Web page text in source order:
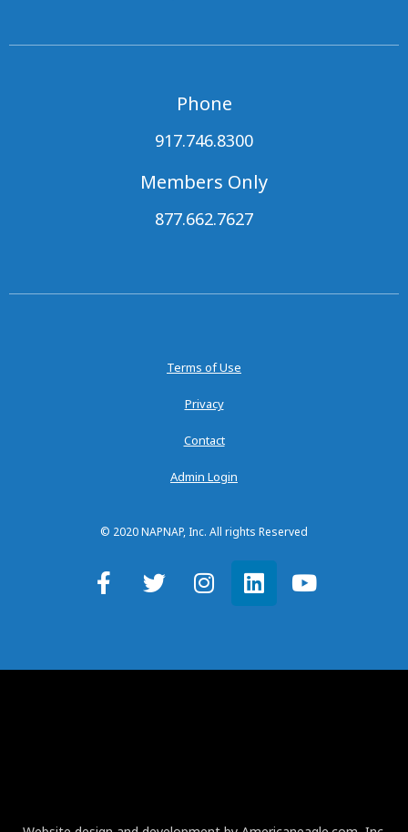
Phone
917.746.8300
Members Only
877.662.7627
Terms of Use
Privacy
Contact
Admin Login
© 2020 NAPNAP, Inc. All rights Reserved